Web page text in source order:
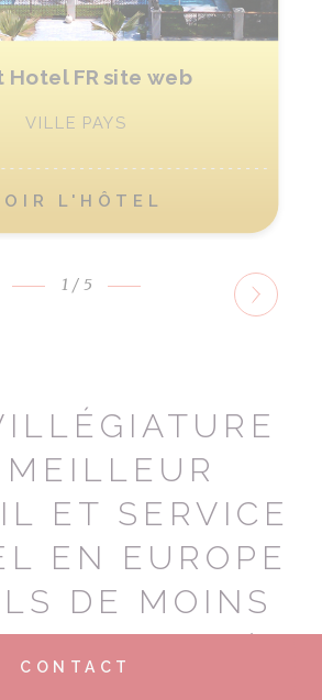
CONTACT
ET SERVICE
EN EUROPE
DE MOINS
CHAMBRES)
Hotel FR site web
VILLE PAYS
L'HÔTEL
1 /5